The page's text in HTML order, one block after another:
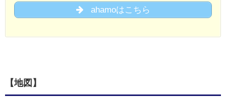
ahamoはこちら
【地図】